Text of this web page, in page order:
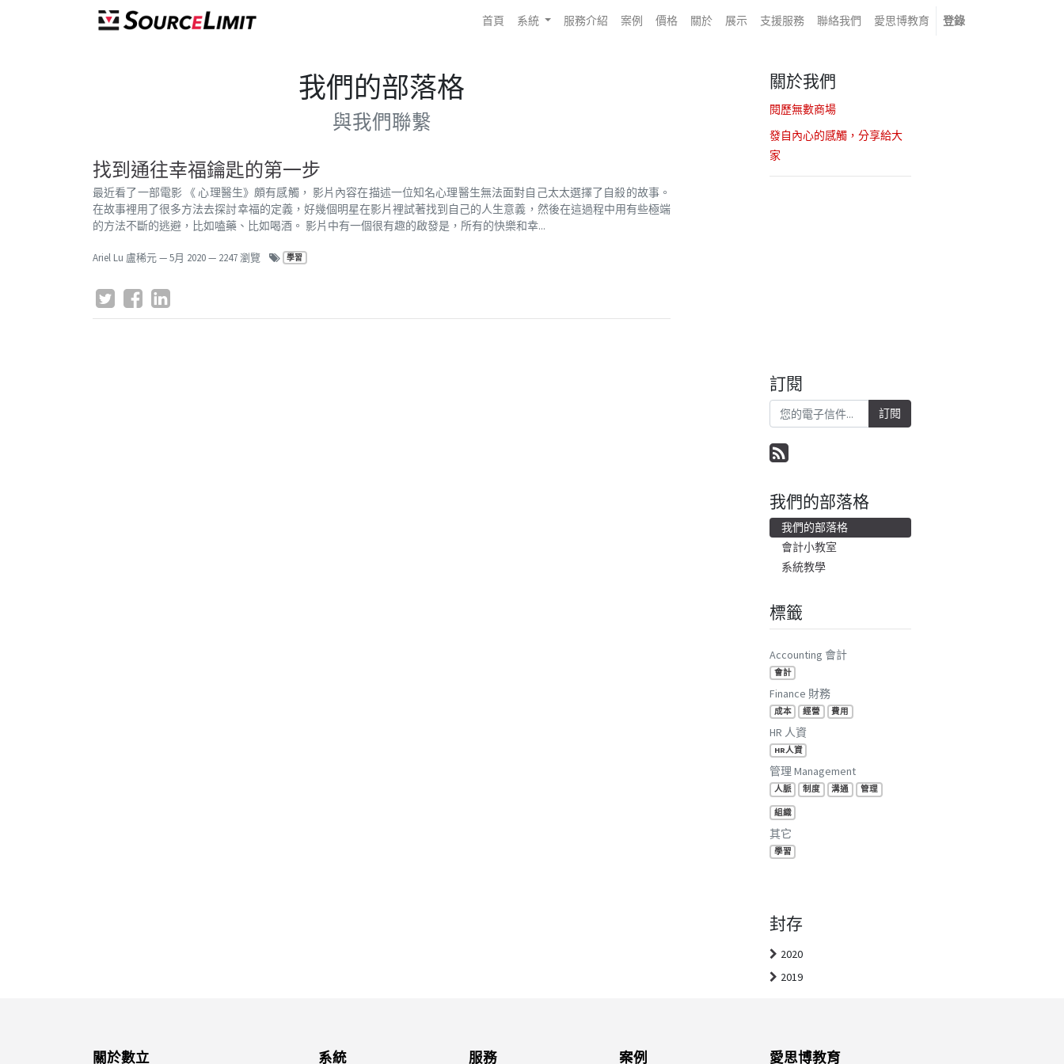
首頁 系統 服務介紹 案例 價格 關於 展示 支援服務 聯絡我們 愛思博教育 登錄
我們的部落格
與我們聯繫
找到通往幸福鑰匙的第一步
最近看了一部電影 《 心理醫生》頗有感觸， 影片內容在描述一位知名心理醫生無法面對自己太太選擇了自殺的故事。
在故事裡用了很多方法去探討幸福的定義，好幾個明星在影片裡試著找到自己的人生意義，然後在這過程中用有些極端
的方法不斷的逃避，比如嗑藥、比如喝酒。 影片中有一個很有趣的啟發是，所有的快樂和幸...
Ariel Lu 盧稀元—5月 2020— 2247 瀏覽 學習
關於我們
閱歷無數商場
發自內心的感觸，分享給大
家
訂閱
訂閱
我們的部落格
我們的部落格
會計小教室
系統教學
標籤
Accounting 會計
會計
Finance 財務
成本 經營 費用
HR 人資
HR人資
管理 Management
人脈 制度 溝通 管理
組織
其它
學習
封存
2020
2019
關於數立 系統 服務 案例 愛思博教育